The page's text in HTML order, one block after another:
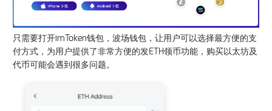
只需要打开imToken钱包，波场钱包，让用户可以选择最方便的支
付方式，为用户提供了非常方便的发ETH领币功能，购买以太坊及
代币可能会遇到很多问题。